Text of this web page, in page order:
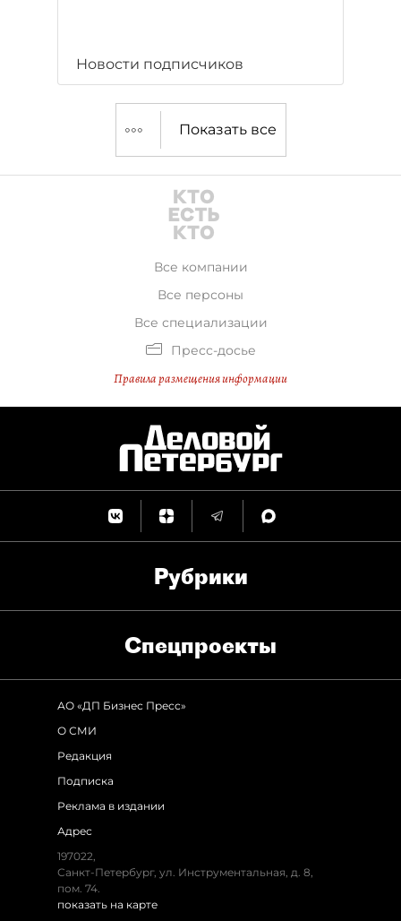
Новости подписчиков
Показать все
Все компании
Все персоны
Все специализации
Пресс-досье
Правила размещения информации
Рубрики
Спец­проекты
АО «ДП Бизнес Пресс»
О СМИ
Редакция
Подписка
Реклама в издании
Адрес
197022,
Санкт-Петербург, ул. Инструментальная, д. 8,
пом. 74.
показать на карте